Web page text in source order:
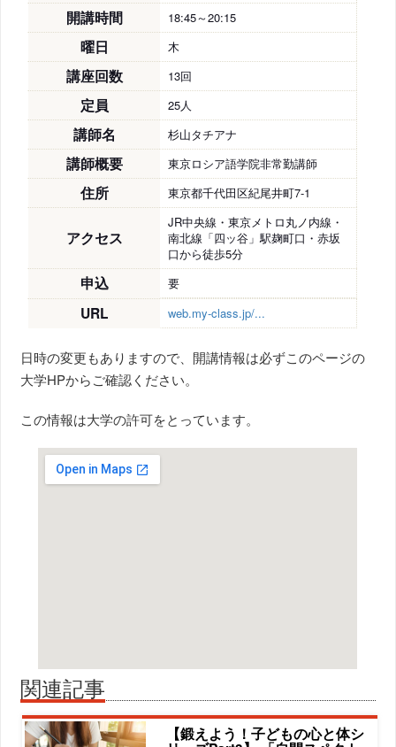
開講時間 18:45～20:15
曜日 木
講座回数 13回
定員 25人
講師名 杉山タチアナ
講師概要 東京ロシア語学院非常勤講師
住所 東京都千代田区紀尾井町7-1
アクセス
JR中央線・東京メトロ丸ノ内線・
南北線「四ッ谷」駅麹町口・赤坂
口から徒歩5分
申込 要
URL web.my-class.jp/...
日時の変更もありますので、開講情報は必ずこのページの
大学HPからご確認ください。
この情報は大学の許可をとっています。
関連記事
【鍛えよう！子どもの心と体シ